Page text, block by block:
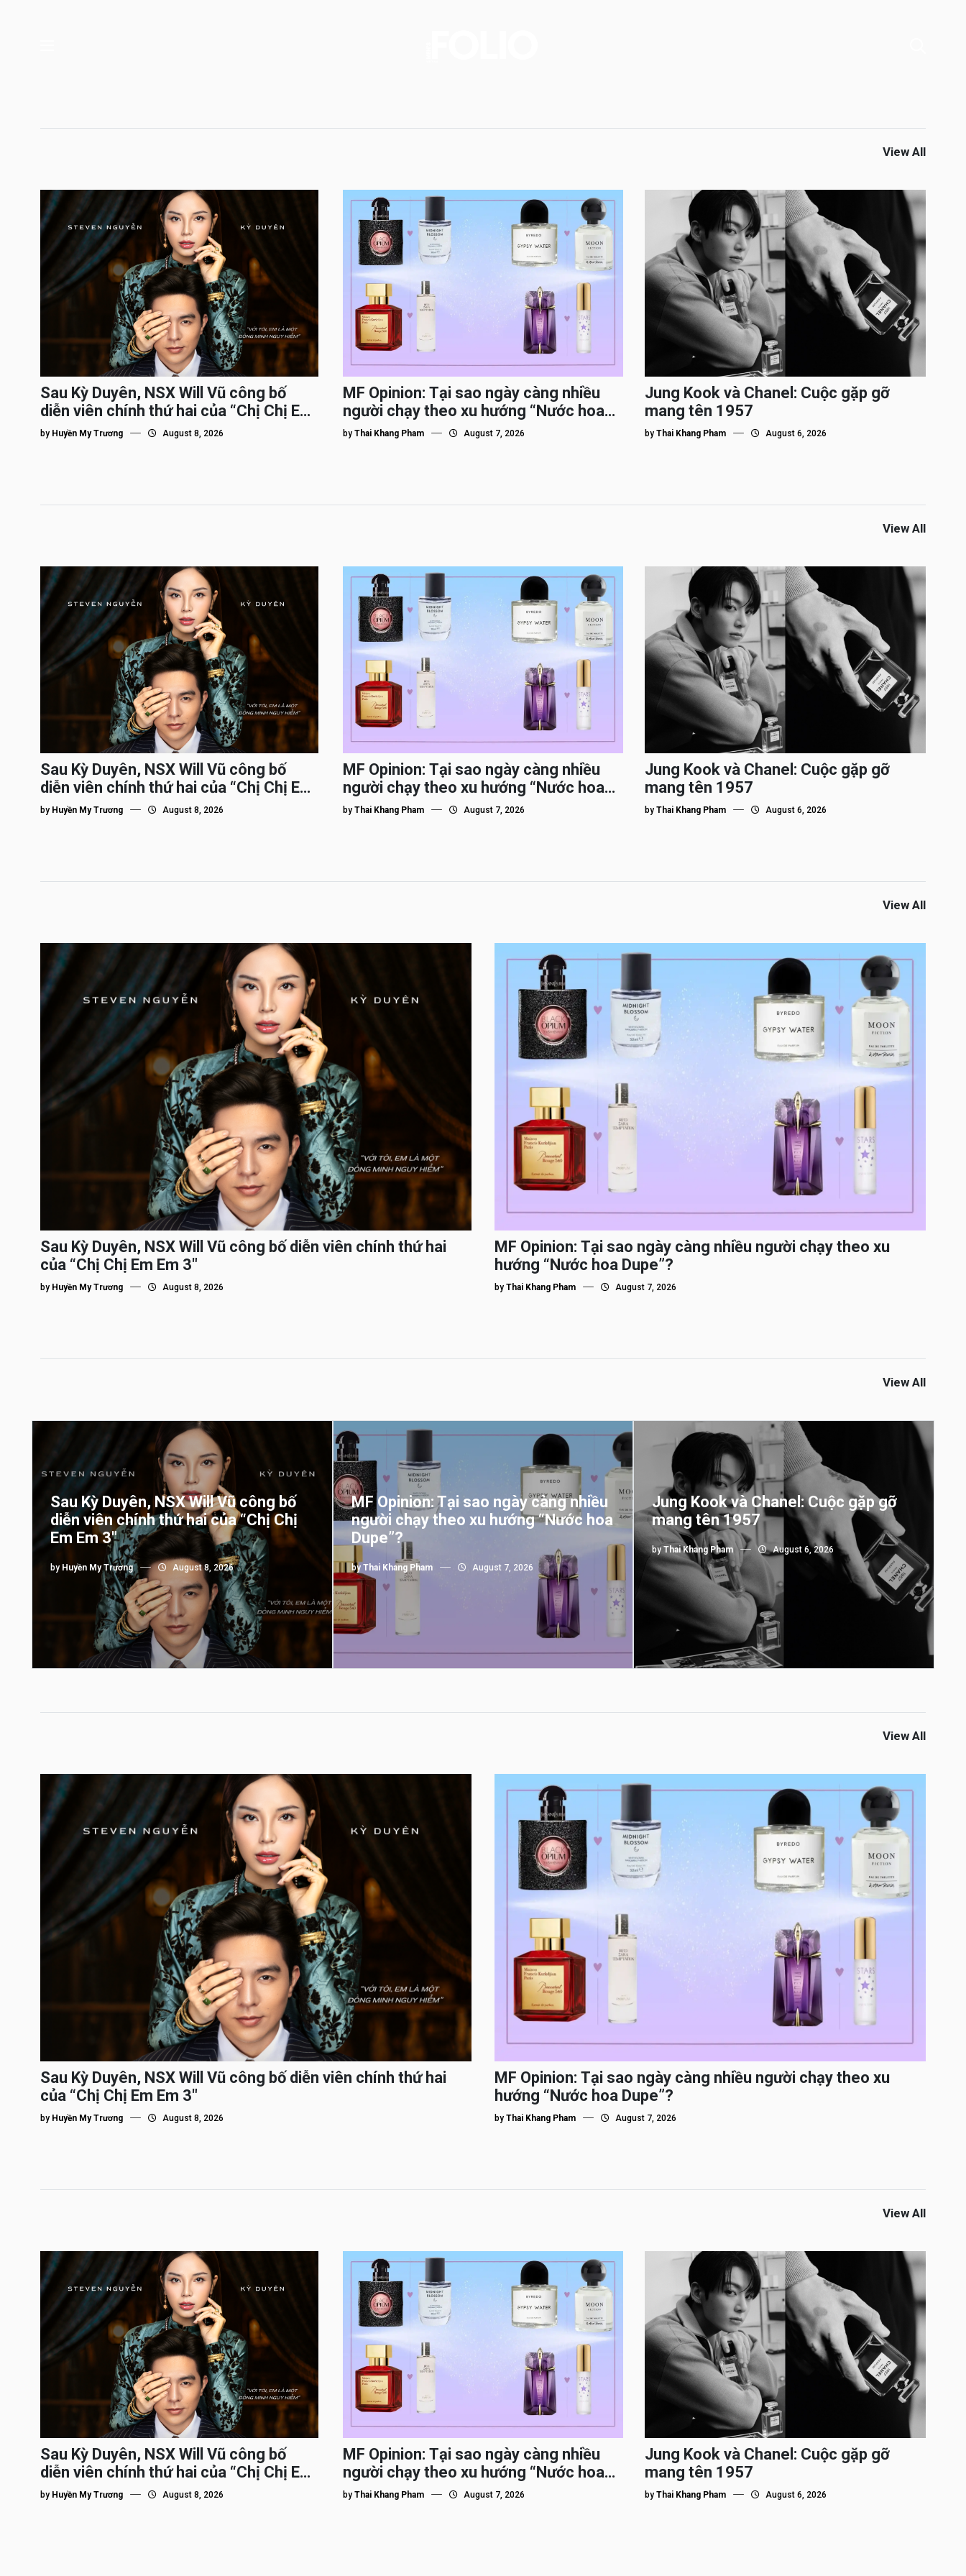
View All
Sau Kỳ Duyên, NSX Will Vũ công bố
diễn viên chính thứ hai của “Chị Chị Em
Em 3″
by Huyền My Trương August 8, 2026
MF Opinion: Tại sao ngày càng nhiều
người chạy theo xu hướng “Nước hoa
Dupe”?
by Thai Khang Pham August 7, 2026
Jung Kook và Chanel: Cuộc gặp gỡ
mang tên 1957
byThai Khang Pham August 6, 2026
View All
Sau Kỳ Duyên, NSX Will Vũ công bố
diễn viên chính thứ hai của “Chị Chị Em
Em 3″
by Huyền My Trương August 8, 2026
MF Opinion: Tại sao ngày càng nhiều
người chạy theo xu hướng “Nước hoa
Dupe”?
by Thai Khang Pham August 7, 2026
Jung Kook và Chanel: Cuộc gặp gỡ
mang tên 1957
byThai Khang Pham August 6, 2026
View All
Sau Kỳ Duyên, NSX Will Vũ công bố diễn viên chính thứ hai
của “Chị Chị Em Em 3″
by Huyền My Trương August 8, 2026
MF Opinion: Tại sao ngày càng nhiều người chạy theo xu
hướng “Nước hoa Dupe”?
by Thai Khang Pham August 7, 2026
View All
Sau Kỳ Duyên, NSX Will Vũ công bố
diễn viên chính thứ hai của “Chị Chị
Em Em 3″
by Huyền My Trương August 8, 2026
MF Opinion: Tại sao ngày càng nhiều
người chạy theo xu hướng “Nước hoa
Dupe”?
by Thai Khang Pham August 7, 2026
Jung Kook và Chanel: Cuộc gặp gỡ
mang tên 1957
byThai Khang Pham August 6, 2026
View All
Sau Kỳ Duyên, NSX Will Vũ công bố diễn viên chính thứ hai
của “Chị Chị Em Em 3″
by Huyền My Trương August 8, 2026
MF Opinion: Tại sao ngày càng nhiều người chạy theo xu
hướng “Nước hoa Dupe”?
by Thai Khang Pham August 7, 2026
View All
Sau Kỳ Duyên, NSX Will Vũ công bố
diễn viên chính thứ hai của “Chị Chị Em
Em 3″
by Huyền My Trương August 8, 2026
MF Opinion: Tại sao ngày càng nhiều
người chạy theo xu hướng “Nước hoa
Dupe”?
by Thai Khang Pham August 7, 2026
Jung Kook và Chanel: Cuộc gặp gỡ
mang tên 1957
byThai Khang Pham August 6, 2026